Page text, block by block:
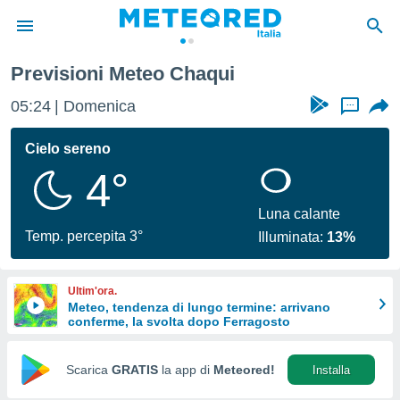
di
per
le
di
Web
Previsioni Meteo Chaqui
05:24 Domenica ...
Cielo sereno
4°
Temp. percepita 3°
Luna calante
Illuminata: 13%
Ultim'ora.
Meteo, tendenza di lungo termine: arrivano
conferme, la svolta dopo Ferragosto
Scarica GRATIS la app di Meteored! Installa